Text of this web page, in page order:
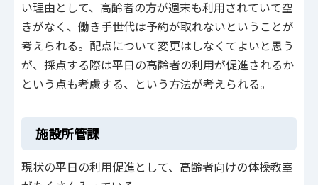
い理由として、高齢者の方が週末も利用されていて空
きがなく、働き手世代は予約が取れないということが
考えられる。配点について変更はしなくてよいと思う
が、採点する際は平日の高齢者の利用が促進されるか
という点も考慮する、という方法が考えられる。
施設所管課
現状の平日の利用促進として、高齢者向けの体操教室